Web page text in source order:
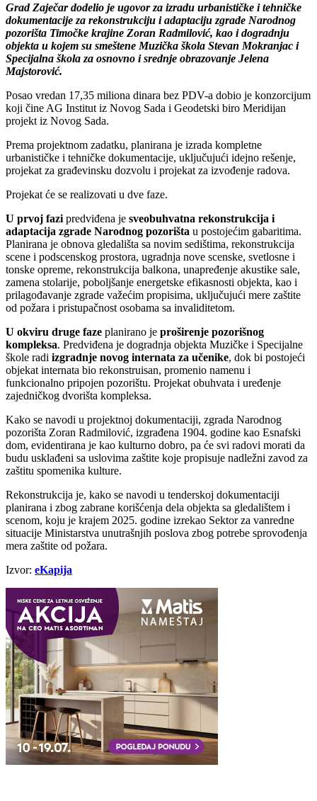
Grad Zaječar dodelio je ugovor za izradu urbanističke i tehničke
dokumentacije za rekonstrukciju i adaptaciju zgrade Narodnog
pozorišta Timočke krajine Zoran Radmilović, kao i dogradnju
objekta u kojem su smeštene Muzička škola Stevan Mokranjac i
Specijalna škola za osnovno i srednje obrazovanje Jelena
Majstorović.
Posao vredan 17,35 miliona dinara bez PDV-a dobio je konzorcijum
koji čine AG Institut iz Novog Sada i Geodetski biro Meridijan
projekt iz Novog Sada.
Prema projektnom zadatku, planirana je izrada kompletne
urbanističke i tehničke dokumentacije, uključujući idejno rešenje,
projekat za građevinsku dozvolu i projekat za izvođenje radova.
Projekat će se realizovati u dve faze.
U prvoj fazi predviđena je sveobuhvatna rekonstrukcija i
adaptacija zgrade Narodnog pozorišta u postojećim gabaritima.
Planirana je obnova gledališta sa novim sedištima, rekonstrukcija
scene i podscenskog prostora, ugradnja nove scenske, svetlosne i
tonske opreme, rekonstrukcija balkona, unapređenje akustike sale,
zamena stolarije, poboljšanje energetske efikasnosti objekta, kao i
prilagođavanje zgrade važećim propisima, uključujući mere zaštite
od požara i pristupačnost osobama sa invaliditetom.
U okviru druge faze planirano je proširenje pozorišnog
kompleksa. Predviđena je dogradnja objekta Muzičke i Specijalne
škole radi izgradnje novog internata za učenike, dok bi postojeći
objekat internata bio rekonstruisan, promenio namenu i
funkcionalno pripojen pozorištu. Projekat obuhvata i uređenje
zajedničkog dvorišta kompleksa.
Kako se navodi u projektnoj dokumentaciji, zgrada Narodnog
pozorišta Zoran Radmilović, izgrađena 1904. godine kao Esnafski
dom, evidentirana je kao kulturno dobro, pa će svi radovi morati da
budu usklađeni sa uslovima zaštite koje propisuje nadležni zavod za
zaštitu spomenika kulture.
Rekonstrukcija je, kako se navodi u tenderskoj dokumentaciji
planirana i zbog zabrane korišćenja dela objekta sa gledalištem i
scenom, koju je krajem 2025. godine izrekao Sektor za vanredne
situacije Ministarstva unutrašnjih poslova zbog potrebe sprovođenja
mera zaštite od požara.
Izvor: eKapija